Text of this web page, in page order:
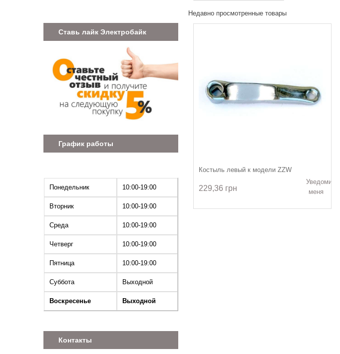
Ставь лайк Электробайк
График работы
Понедельник 10:00-19:00
Вторник 10:00-19:00
Среда 10:00-19:00
Четверг 10:00-19:00
Пятница 10:00-19:00
Суббота Выходной
Воскресенье Выходной
Контакты
Недавно просмотренные товары
Костыль левый к модели ZZW
229,36 грн
Уведомить
меня